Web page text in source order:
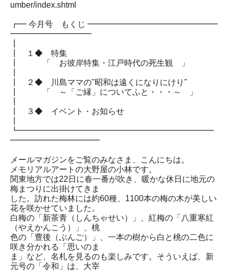
umber/index.shtml
┏━ 今月号 もくじ ━━━━━━━━━━━━━━━━
━━━━━━━━━━
┃ １◆ 特集
┃ 「 お彼岸特集・江戸時代の死生観 」
┃ ２◆ 川島ママの"昭和は遠くになりにけり"
┃ 「 ～「ご縁」についてふと・・・～ 」
┃ ３◆ イベント・お知らせ
┗━━━━━━━━━━━━━━━━━━━━━━━━
━━━━━━━━━━━
メールマガジンをご覧のみなさま、こんにちは。
メモリアルアートの大野屋の小林です。
関東地方では22日に春一番が吹き、暖かな休日に地元の
梅まつりに出掛けてきま
した。訪れた梅林には約60種、1100本の梅の木が美しい
花を咲かせていました。
白梅の「新茶青（しんちゃせい）」、紅梅の「八重寒紅
（やえかんこう）」、桃
色の「豊後（ぶんご）」、一本の樹から白と桃の二色に
咲き分かれる「思いのま
ま」など、名札を見るのも楽しみです。そういえば、新
元号の「令和」は、大宰